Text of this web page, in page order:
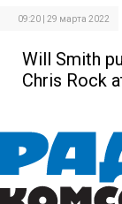
09:20 | 29 марта 2022
Will Smith
Chris Rock